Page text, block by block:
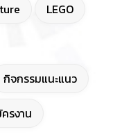
LEGO
กิจกรรมแนะแนว
รงาน